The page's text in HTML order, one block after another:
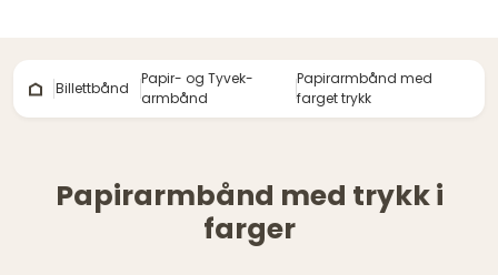
Billettbånd
Papir- og Tyvek-
armbånd
Papirarmbånd med
farget trykk
Papirarmbånd med trykk i
farger